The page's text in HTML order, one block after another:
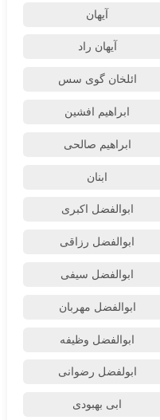
آیهان
آیهان راد
ائلخان گوی سس
ابراهیم افشین
ابراهیم صالحی
ابنان
ابوالفضل اکبری
ابوالفضل رزاقی
ابوالفضل سیفی
ابوالفضل مهربان
ابوالفضل وظیفه
ابولفضل رضوانی
ابی بهبودی